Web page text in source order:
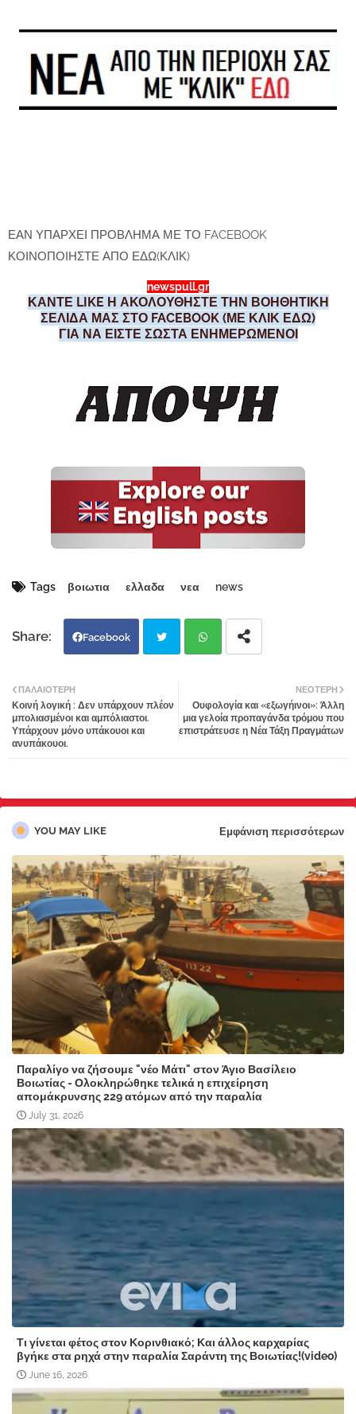
ΕΑΝ ΥΠΑΡΧΕΙ ΠΡΟΒΛΗΜΑ ΜΕ ΤΟ FACEBOOK
ΚΟΙΝΟΠΟΙΗΣΤΕ ΑΠΟ ΕΔΩ(ΚΛΙΚ)
newspull.gr
ΚΑΝΤΕ LIKE Η ΑΚΟΛΟΥΘΗΣΤΕ ΤΗΝ ΒΟΗΘΗΤΙΚΗ
ΣΕΛΙΔΑ ΜΑΣ ΣΤΟ FACEBOOK (ΜΕ ΚΛΙΚ ΕΔΩ)
ΓΙΑ ΝΑ ΕΙΣΤΕ ΣΩΣΤΑ ΕΝΗΜΕΡΩΜΕΝΟΙ
Tags βοιωτια ελλαδα νεα news
Facebook
tter atsa
ΝΕΌΤΕΡΗ
Ουφολογία και «εξωγήινοι»: Άλλη
μια γελοία προπαγάνδα τρόμου που
επιστράτευσε η Νέα Τάξη Πραγμάτων
ΠΑΛΑΙΌΤΕΡΗ
Κοινή λογική : Δεν υπάρχουν πλέον
μπολιασμένοι και αμπόλιαστοι.
Υπάρχουν μόνο υπάκουοι και
ανυπάκουοι.
YOU MAY LIKE Εμφάνιση περισσότερων
Παραλίγο να ζήσουμε "νέο Μάτι" στον Άγιο Βασίλειο
Βοιωτίας - Ολοκληρώθηκε τελικά η επιχείρηση
απομάκρυνσης 229 ατόμων από την παραλία
July 31, 2026
Τι γίνεται φέτος στον Κορινθιακό; Και άλλος καρχαρίας
βγήκε στα ρηχά στην παραλία Σαράντη της Βοιωτίας!(video)
June 16, 2026